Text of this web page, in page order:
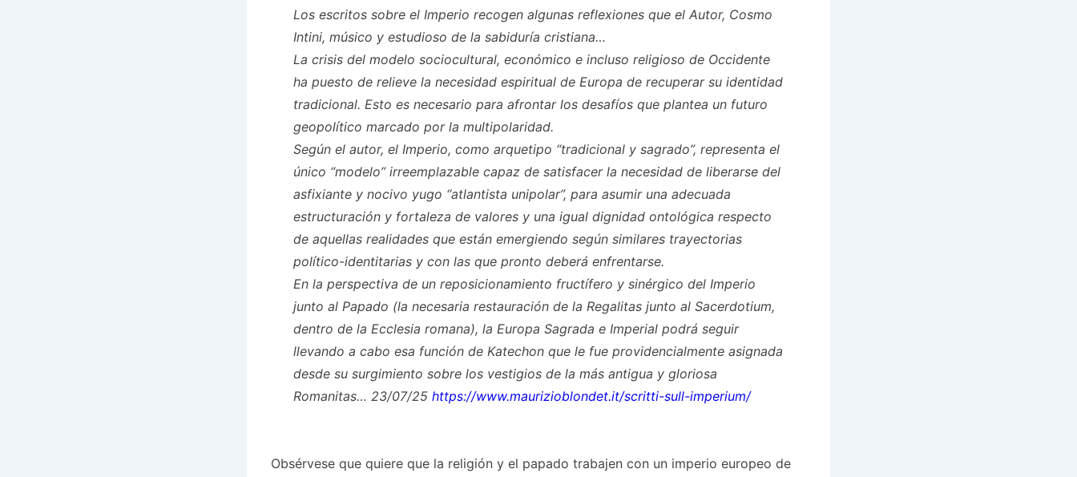
Los escritos sobre el Imperio recogen algunas reflexiones que el Autor, Cosmo
Intini, músico y estudioso de la sabiduría cristiana…
La crisis del modelo sociocultural, económico e incluso religioso de Occidente
ha puesto de relieve la necesidad espiritual de Europa de recuperar su identidad
tradicional. Esto es necesario para afrontar los desafíos que plantea un futuro
geopolítico marcado por la multipolaridad.
Según el autor, el Imperio, como arquetipo “tradicional y sagrado”, representa el
único “modelo” irreemplazable capaz de satisfacer la necesidad de liberarse del
asfixiante y nocivo yugo “atlantista unipolar”, para asumir una adecuada
estructuración y fortaleza de valores y una igual dignidad ontológica respecto
de aquellas realidades que están emergiendo según similares trayectorias
político-identitarias y con las que pronto deberá enfrentarse.
En la perspectiva de un reposicionamiento fructífero y sinérgico del Imperio
junto al Papado (la necesaria restauración de la Regalitas junto al Sacerdotium,
dentro de la Ecclesia romana), la Europa Sagrada e Imperial podrá seguir
llevando a cabo esa función de Katechon que le fue providencialmente asignada
desde su surgimiento sobre los vestigios de la más antigua y gloriosa
Romanitas… 23/07/25 https://www.maurizioblondet.it/scritti-sull-imperium/
Obsérvese que quiere que la religión y el papado trabajen con un imperio europeo de